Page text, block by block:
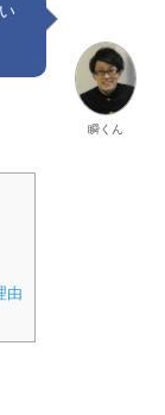
瞬くん
由